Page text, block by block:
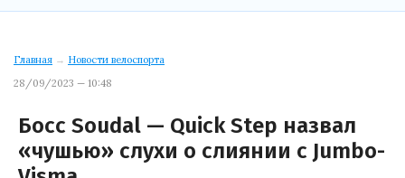
Главная → Новости велоспорта
28/09/2023 — 10:48
Босс Soudal — Quick Step назвал
«чушью» слухи о слиянии с Jumbo-